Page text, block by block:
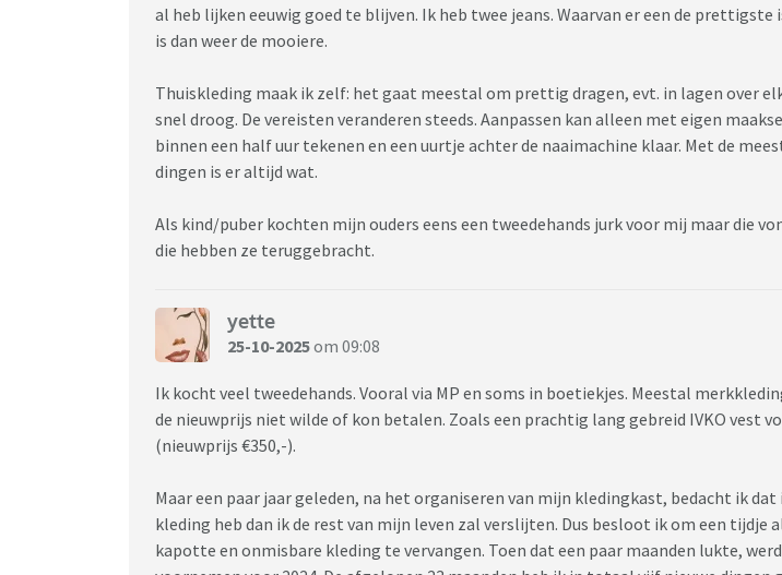
al heb lijken eeuwig goed te blijven. Ik heb twee jeans. Waarvan er een de prettigste
is dan weer de mooiere.
Thuiskleding maak ik zelf: het gaat meestal om prettig dragen, evt. in lagen over
snel droog. De vereisten veranderen steeds. Aanpassen kan alleen met eigen
binnen een half uur tekenen en een uurtje achter de naaimachine klaar. Met de
dingen is er altijd wat.
Als kind/puber kochten mijn ouders eens een tweedehands jurk voor mij maar die
die hebben ze teruggebracht.
yette
25-10-2025om 09:08
Ik kocht veel tweedehands. Vooral via MP en soms in boetiekjes. Meestal
de nieuwprijs niet wilde of kon betalen. Zoals een prachtig lang gebreid IVKO vest
(nieuwprijs €350,-).
Maar een paar jaar geleden, na het organiseren van mijn kledingkast, bedacht ik dat
kleding heb dan ik de rest van mijn leven zal verslijten. Dus besloot ik om een tijdje
kapotte en onmisbare kleding te vervangen. Toen dat een paar maanden lukte,